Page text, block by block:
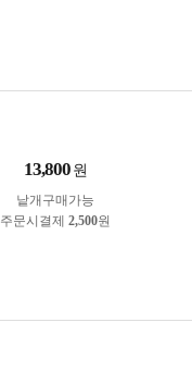
13,800 원
낱개구매가능
주문시결제 2,500원